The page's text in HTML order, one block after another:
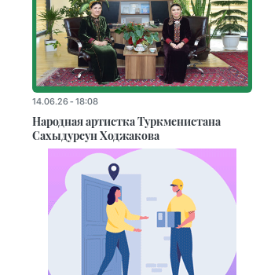
14.06.26 - 18:08
Народная артистка Туркменистана
Сахыдурсун Ходжакова